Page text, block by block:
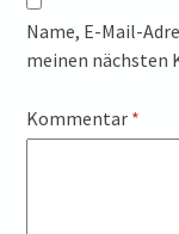
Name, E-Mail-
meinen nächsten
Kommentar *